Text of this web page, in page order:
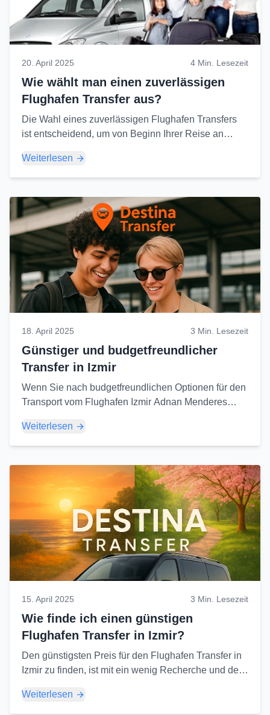
20. April 2025 4 Min. Lesezeit
Wie wählt man einen zuverlässigen
Flughafen Transfer aus?
Die Wahl eines zuverlässigen Flughafen Transfers
ist entscheidend, um von Beginn Ihrer Reise an
die Sie beachten sollten...
Weiterlesen
18. April 2025 3 Min. Lesezeit
Günstiger und budgetfreundlicher
Transfer in Izmir
Wenn Sie nach budgetfreundlichen Optionen für den
Transport vom Flughafen Izmir Adnan Menderes
suchen, gibt es mehrere Alternativen...
Weiterlesen
15. April 2025 3 Min. Lesezeit
Wie finde ich einen günstigen
Flughafen Transfer in Izmir?
Den günstigsten Preis für den Flughafen Transfer in
Izmir zu finden, ist mit ein wenig Recherche und den
Sie achten sollten...
Weiterlesen